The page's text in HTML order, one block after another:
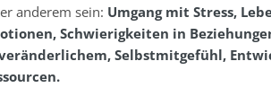
anderem sein: Umgang mit Stress,
Schwierigkeiten in
Selbstmitgefühl,